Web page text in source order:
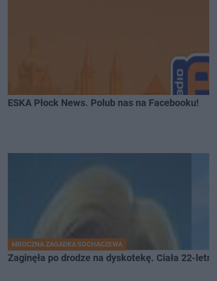
ESKA Płock News. Polub nas na Facebooku!
MROCZNA ZAGADKA SOCHACZEWA
Zaginęła po drodze na dyskotekę. Ciała 22-